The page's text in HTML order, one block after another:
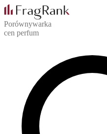
Porównywarka
cen perfum